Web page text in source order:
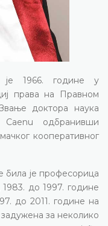
је 1966. године у
права на Правном
доктора наука
одбранивши
кооперативног
била је професорица
до 1997. године
до 2011. године на
за неколико